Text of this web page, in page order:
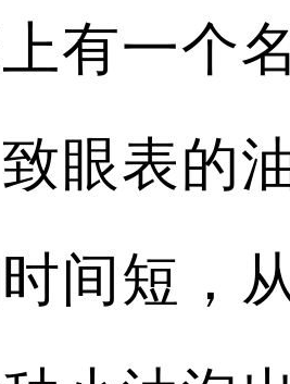
有一个
眼表的
间短，